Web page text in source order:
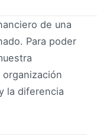
de una
Para poder
la diferencia